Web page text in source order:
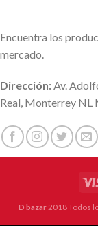
Encuentra los
mercado.
Dirección:Av.
Real, Monterrey NL
D bazar 2018 Todos